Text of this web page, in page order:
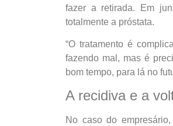
fazer a retirada. Em
totalmente a próstata.
“O tratamento é
fazendo mal, mas é
bom tempo, para lá no
A recidiva e a
No caso do